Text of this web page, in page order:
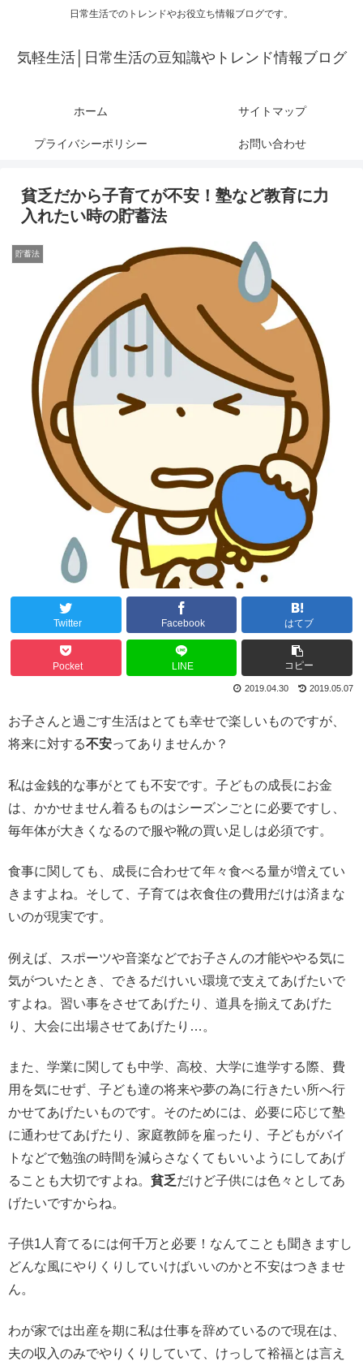
日常生活でのトレンドやお役立ち情報ブログです。
気軽生活│日常生活の豆知識やトレンド情報ブログ
ホーム サイトマップ
プライバシーポリシー お問い合わせ
貧乏だから子育てが不安！塾など教育に力
入れたい時の貯蓄法
貯蓄法
Twitter Facebook はてブ
Pocket LINE コピー
2019.04.30 2019.05.07
お子さんと過ごす生活はとても幸せで楽しいものですが、
将来に対する不安ってありませんか？
私は金銭的な事がとても不安です。子どもの成長にお金
は、かかせません着るものはシーズンごとに必要ですし、
毎年体が大きくなるので服や靴の買い足しは必須です。
食事に関しても、成長に合わせて年々食べる量が増えてい
きますよね。そして、子育ては衣食住の費用だけは済まな
いのが現実です。
例えば、スポーツや音楽などでお子さんの才能ややる気に
気がついたとき、できるだけいい環境で支えてあげたいで
すよね。習い事をさせてあげたり、道具を揃えてあげた
り、大会に出場させてあげたり…。
また、学業に関しても中学、高校、大学に進学する際、費
用を気にせず、子ども達の将来や夢の為に行きたい所へ行
かせてあげたいものです。そのためには、必要に応じて塾
に通わせてあげたり、家庭教師を雇ったり、子どもがバイ
トなどで勉強の時間を減らさなくてもいいようにしてあげ
ることも大切ですよね。 貧乏だけど子供には色々としてあ
げたいですからね。
子供1人育てるには何千万と必要！なんてことも聞きますし
どんな風にやりくりしていけばいいのかと不安はつきませ
ん。
わが家では出産を期に私は仕事を辞めているので現在は、
夫の収入のみでやりくりしていて、けっして裕福とは言え